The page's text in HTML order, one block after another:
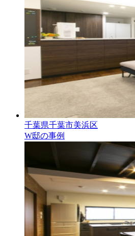
千葉県千葉市美浜区
W邸の事例